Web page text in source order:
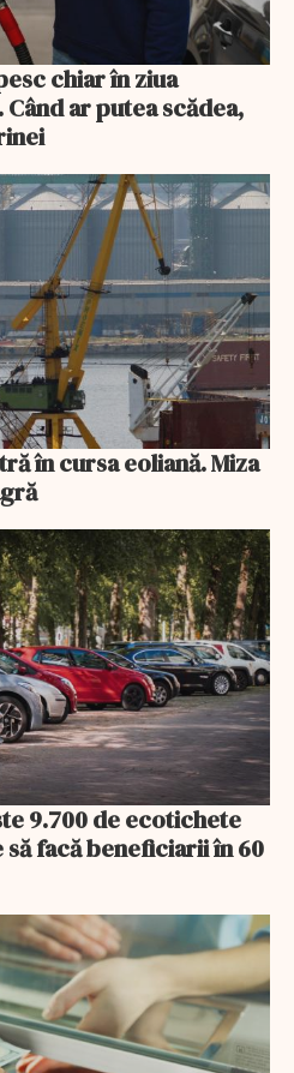
chiar în ziua
ar putea scădea,
în cursa eoliană. Miza
9.700 de ecotichete
facă beneficiarii în 60